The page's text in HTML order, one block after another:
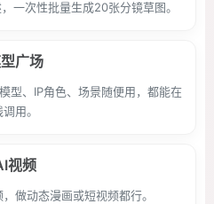
一次性批量生成20张分镜草图。
广场
型、IP角色、场景随便用，都能在
用。
视频
做动态漫画或短视频都行。